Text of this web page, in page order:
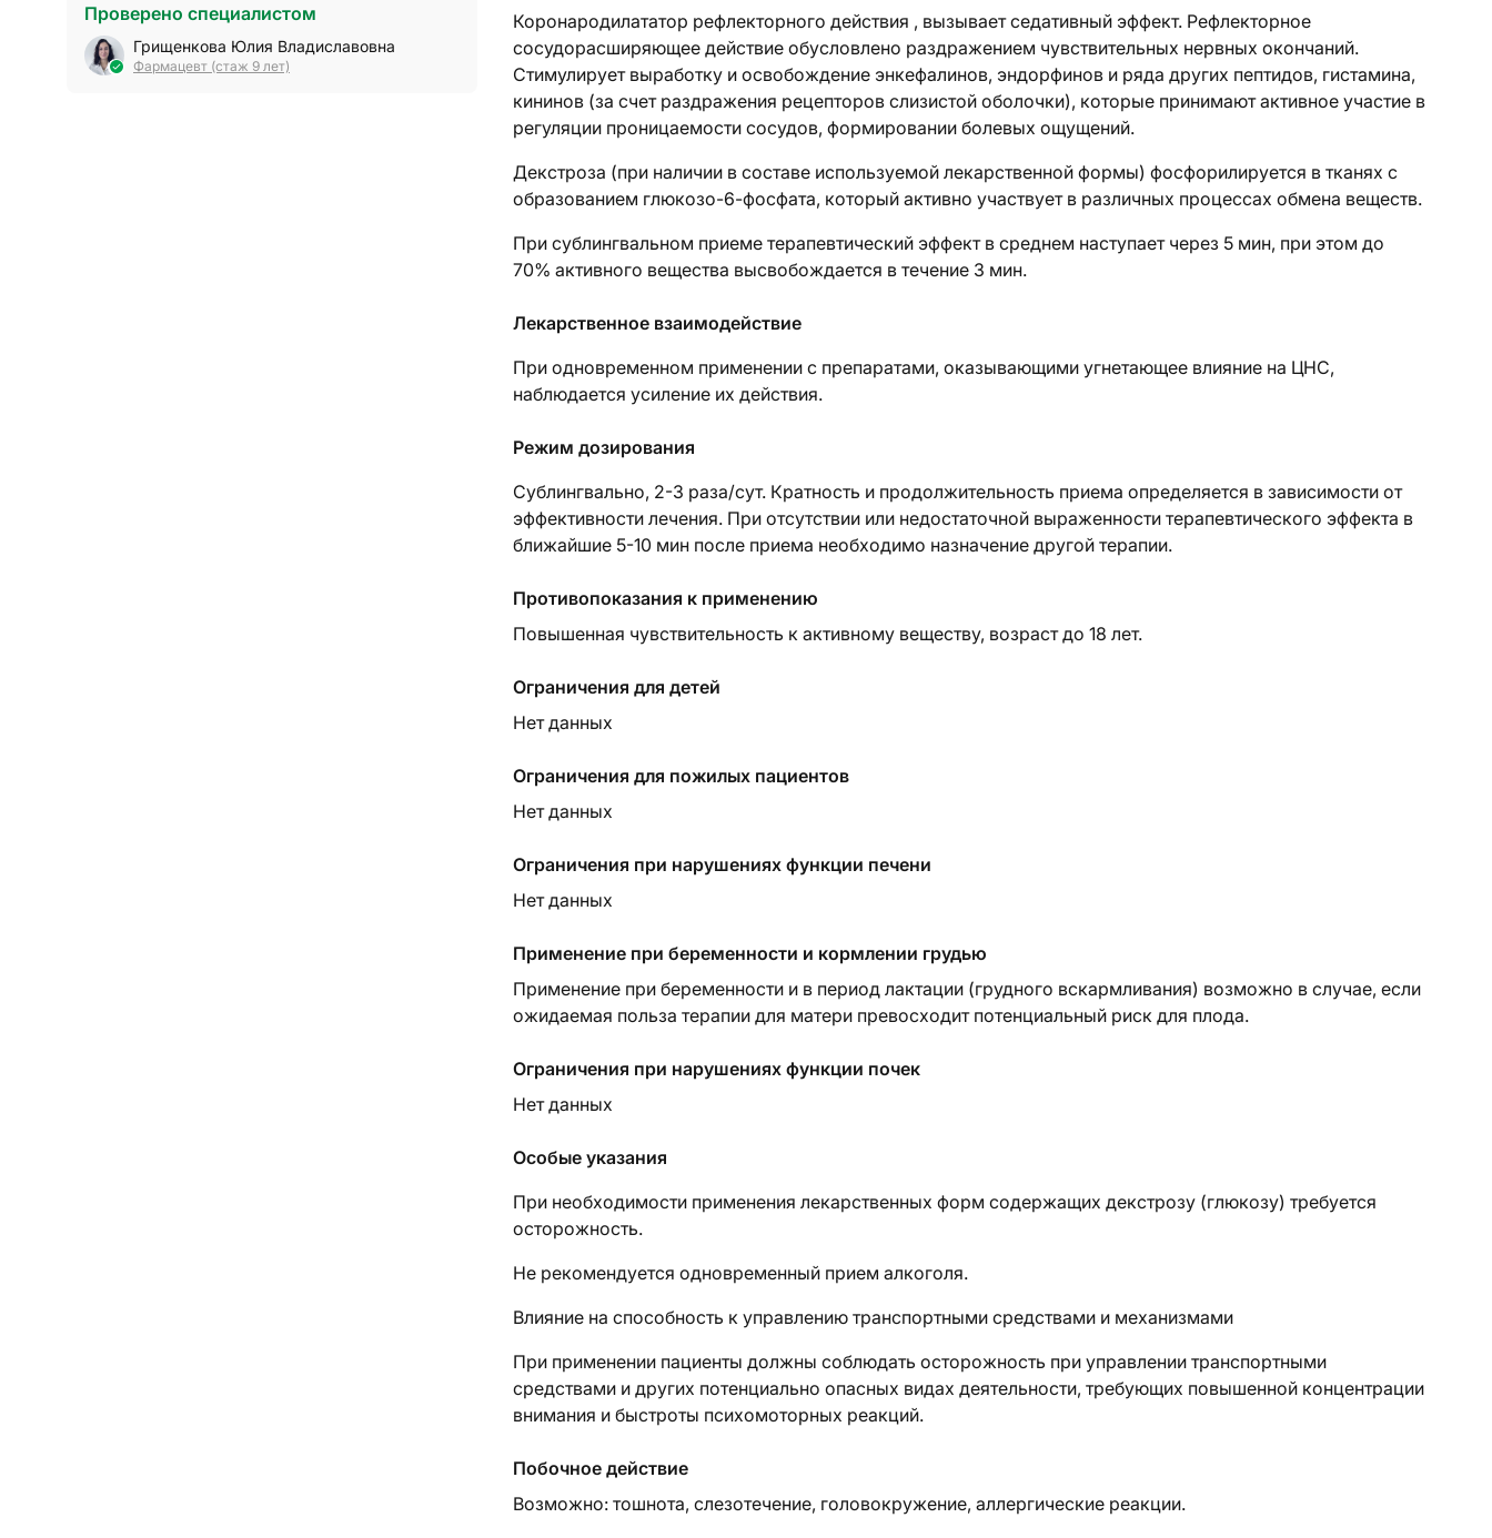
Проверено специалистом
Грищенкова Юлия Владиславовна
Фармацевт (стаж 9 лет)
Коронародилататор рефлекторного действия , вызывает седативный эффект. Рефлекторное
сосудорасширяющее действие обусловлено раздражением чувствительных нервных окончаний.
Стимулирует выработку и освобождение энкефалинов, эндорфинов и ряда других пептидов, гистамина,
кининов (за счет раздражения рецепторов слизистой оболочки), которые принимают активное участие в
регуляции проницаемости сосудов, формировании болевых ощущений.
Декстроза (при наличии в составе используемой лекарственной формы) фосфорилируется в тканях с
образованием глюкозо-6-фосфата, который активно участвует в различных процессах обмена веществ.
При сублингвальном приеме терапевтический эффект в среднем наступает через 5 мин, при этом до
70% активного вещества высвобождается в течение 3 мин.
Лекарственное взаимодействие
При одновременном применении с препаратами, оказывающими угнетающее влияние на ЦНС,
наблюдается усиление их действия.
Режим дозирования
Сублингвально, 2-3 раза/сут. Кратность и продолжительность приема определяется в зависимости от
эффективности лечения. При отсутствии или недостаточной выраженности терапевтического эффекта в
ближайшие 5-10 мин после приема необходимо назначение другой терапии.
Противопоказания к применению
Повышенная чувствительность к активному веществу, возраст до 18 лет.
Ограничения для детей
Нет данных
Ограничения для пожилых пациентов
Нет данных
Ограничения при нарушениях функции печени
Нет данных
Применение при беременности и кормлении грудью
Применение при беременности и в период лактации (грудного вскармливания) возможно в случае, если
ожидаемая польза терапии для матери превосходит потенциальный риск для плода.
Ограничения при нарушениях функции почек
Нет данных
Особые указания
При необходимости применения лекарственных форм содержащих декстрозу (глюкозу) требуется
осторожность.
Не рекомендуется одновременный прием алкоголя.
Влияние на способность к управлению транспортными средствами и механизмами
При применении пациенты должны соблюдать осторожность при управлении транспортными
средствами и других потенциально опасных видах деятельности, требующих повышенной концентрации
внимания и быстроты психомоторных реакций.
Побочное действие
Возможно: тошнота, слезотечение, головокружение, аллергические реакции.